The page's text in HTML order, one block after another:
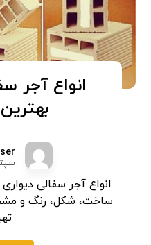
انواع آجر
انواع آجر سفالی
ساخت، شکل، رنگ و